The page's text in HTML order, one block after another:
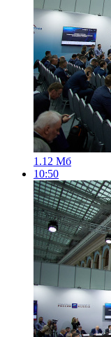
1.12 Мб
10:50